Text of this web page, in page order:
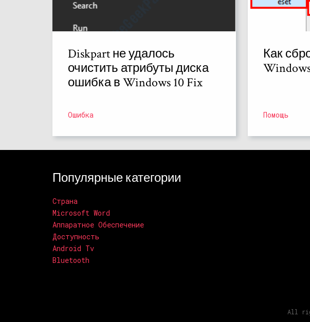
Diskpart не удалось
очистить атрибуты диска
ошибка в Windows 10 Fix
Ошибка
Как
Помощь
Популярные категории
Страна
Microsoft Word
Аппаратное Обеспечение
Доступность
Android Tv
Bluetooth
All